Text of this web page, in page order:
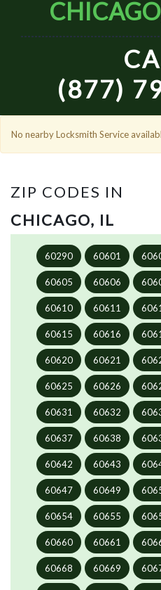
(877)
No nearby Locksmith Service
ZIP CODES IN
CHICAGO, IL
60290 60601
60605 60606
60610 60611
60615 60616
60620 60621
60625 60626
60631 60632
60637 60638
60642 60643
60647 60649
60654 60655
60660 60661
60668 60669